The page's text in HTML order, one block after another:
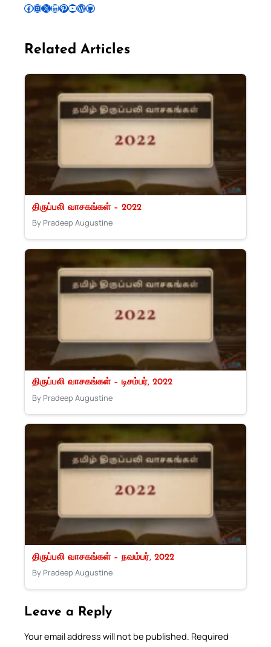
Follow Pradeep on Facebook Follow Pradeep on InstagramFollow Pradeep on X Follow Pradeep on LinkedIn Follow Pradeep on Pinterest Subscribe to Pradeep’s Youtube Channel Follow Pradeep on WordPress Follow Pradeep on GitHub
Related Articles
திருப்பலி வாசகங்கள் – 2022
By Pradeep Augustine
திருப்பலி வாசகங்கள் – டிசம்பர், 2022
By Pradeep Augustine
திருப்பலி வாசகங்கள் – நவம்பர், 2022
By Pradeep Augustine
Leave a Reply
Your email address will not be published. Required